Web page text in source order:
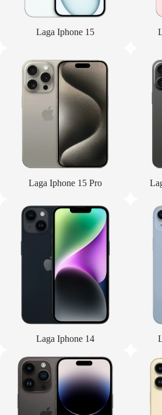
Laga Iphone 15
Laga Iphone 15 Pro
Laga Iphone 14